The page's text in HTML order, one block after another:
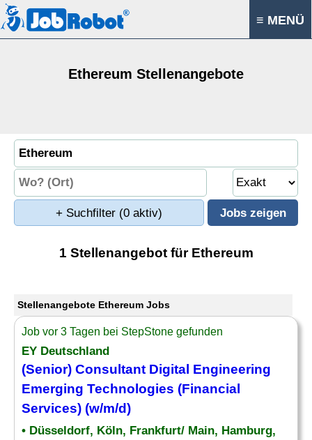
≡ MENÜ
Ethereum Stellenangebote
+ Suchfilter (0 aktiv)
1 Stellenangebot für Ethereum
Stellenangebote Ethereum Jobs
Job vor 3 Tagen bei StepStone gefunden
EY Deutschland
(Senior) Consultant Digital Engineering
Emerging Technologies (Financial
Services) (w/m/d)
• Düsseldorf, Köln, Frankfurt/ Main, Hamburg,